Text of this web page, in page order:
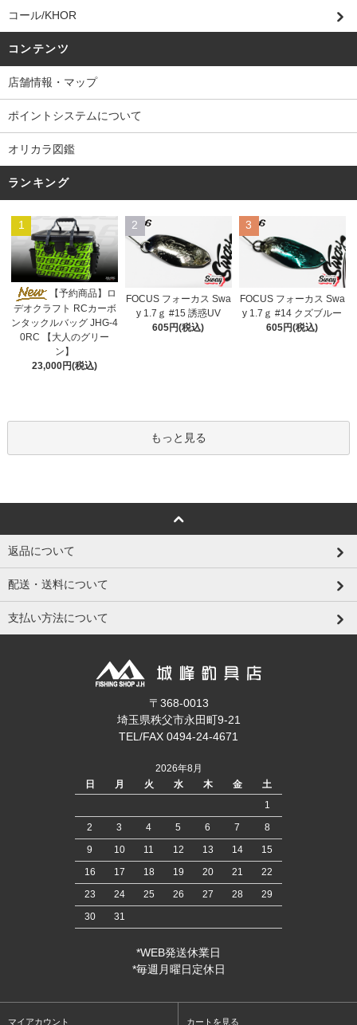
コール/KHOR
コンテンツ
店舗情報・マップ
ポイントシステムについて
オリカラ図鑑
ランキング
1
【予約商品】ロ
デオクラフト RCカーボ
ンタックルバッグ JHG-4
0RC 【大人のグリー
ン】
23,000円(税込)
2
FOCUS フォーカス Swa
y 1.7ｇ #15 誘惑UV
605円(税込)
3
FOCUS フォーカス Swa
y 1.7ｇ #14 クズブルー
605円(税込)
もっと見る
返品について
配送・送料について
支払い方法について
〒368-0013
埼玉県秩父市永田町9-21
TEL/FAX 0494-24-4671
2026年8月
日
月 火 水 木 金
土
1
2
3 4 5 6 7
8
9
10 11 12 13 14
15
16
17 18 19 20 21
22
23
24 25 26 27 28
29
30
31
*WEB発送休業日
*毎週月曜日定休日
マイアカウント カートを見る